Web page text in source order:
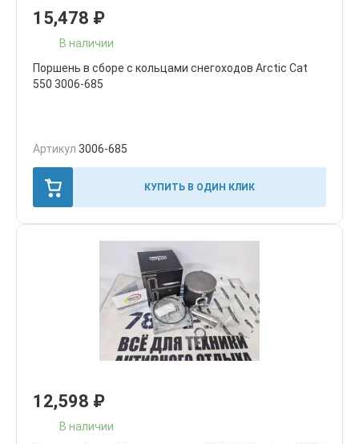
15,478 ₽
В наличии
Поршень в сборе с кольцами снегоходов Arctic Cat
550 3006-685
Артикул 3006-685
КУПИТЬ В ОДИН КЛИК
12,598 ₽
В наличии